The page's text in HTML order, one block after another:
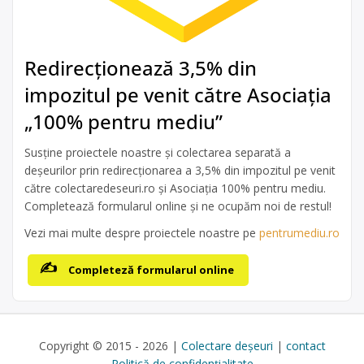
Redirecționează 3,5% din
impozitul pe venit către Asociația
„100% pentru mediu”
Susține proiectele noastre și colectarea separată a
deșeurilor prin redirecționarea a 3,5% din impozitul pe venit
către colectaredeseuri.ro și Asociația 100% pentru mediu.
Completează formularul online și ne ocupăm noi de restul!
Vezi mai multe despre proiectele noastre pe pentrumediu.ro
Completeză formularul online
Copyright © 2015 - 2026 | Colectare deșeuri | contact